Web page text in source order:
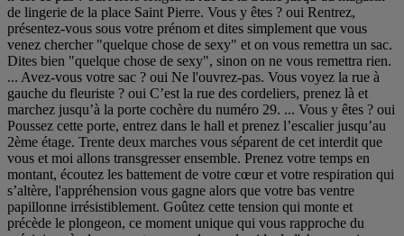
de lingerie de la place Saint Pierre. Vous y êtes ? oui Rentrez,
présentez-vous sous votre prénom et dites simplement que vous
venez chercher "quelque chose de sexy" et on vous remettra un sac.
Dites bien "quelque chose de sexy", sinon on ne vous remettra rien.
... Avez-vous votre sac ? oui Ne l'ouvrez-pas. Vous voyez la rue à
gauche du fleuriste ? oui C’est la rue des cordeliers, prenez là et
marchez jusqu’à la porte cochère du numéro 29. ... Vous y êtes ? oui
Poussez cette porte, entrez dans le hall et prenez l’escalier jusqu’au
2ème étage. Trente deux marches vous séparent de cet interdit que
vous et moi allons transgresser ensemble. Prenez votre temps en
montant, écoutez les battement de votre cœur et votre respiration qui
s’altère, l'appréhension vous gagne alors que votre bas ventre
papillonne irrésistiblement. Goûtez cette tension qui monte et
précède le plongeon, ce moment unique qui vous rapproche du